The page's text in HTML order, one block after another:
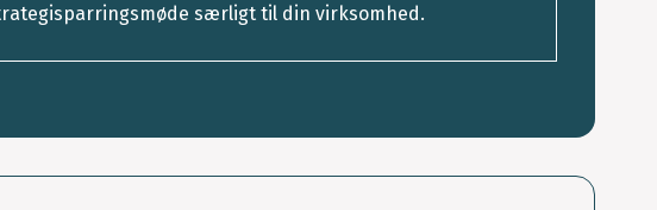
særligt til din virksomhed.